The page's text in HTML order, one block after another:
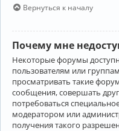
Вернуться к началу
Почему мне
Некоторые форумы
пользователям или
просматривать такие
сообщения, совершать
потребоваться
модератором или
получения такого